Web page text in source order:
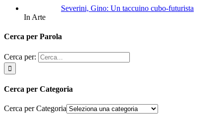
Severini, Gino: Un taccuino cubo-futurista
In Arte
Cerca per Parola
Cerca per:
Cerca per Categoria
Cerca per Categoria